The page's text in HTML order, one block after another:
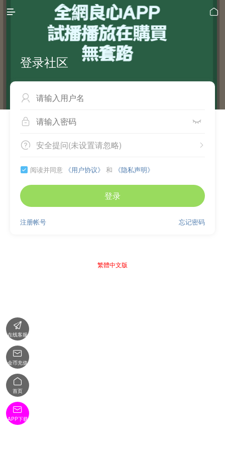
 
登录社区

 
 
安全提问(未设置请忽略)
 阅读并同意 《用户协议》 和 《隐私声明》
登录
忘记密码
注册帐号
繁體中文版

在线客服

金币充值

首页

APP下载